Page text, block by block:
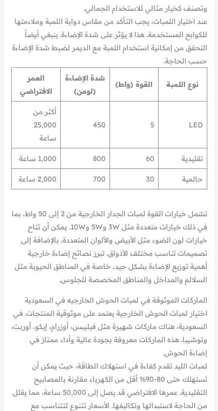
وتصنف كخيار مثالي للاستخدام الجمالي.
عند اختيار اللمبات، يجب التأكد من مقاس دواية اللمبة وملاءمتها
للكوابح المستخدمة. هذا لا يؤثر على شدة الإضاءة. ينبغي أيضاً
التحقق من إمكانية استخدام اللمبة مع الديمر لضبط شدة الإضاءة
حسب الحاجة.
نوع اللمبة القوة (واط)
شدة الإضاءة
(لومن)
العمر
الافتراضي
LED
5
450
أكثر من
25,000
ساعة
تقليدية 60
800 1,000 ساعة
حالمية 30
700 2,000 ساعة
تشمل خيارات القوة لمبات الجدار الخارجية من 2 إلى 50 واط، بما
في ذلك خيارات متعددة مثل 3W و5W و10W. يمكن أن تتاح
خيارات لون الضوء مثل الأبيض والألوان المتعددة، بالإضافة إلى
تصميمات تناسب مختلف الأذواق. تبرز نصائح إضاءة خارجية
أهمية توزيع الإضاءة بشكل جيد، خاصة في المناطق الحيوية مثل
السلالم والمداخل والمناطق المخصصة للجلوس.
الماركات الموثوقة في لمبات الحوش الخارجيه في السعودية
اختيار لمبات الحوش الخارجية يعتمد على موثوقية المنتجات. في
السعودية، هناك ماركات شهيرة مثل فيليبس، أوزرام، إيكو، أوربت،
وتوشيبا. هذه الماركات معروفة بجودة عالية وأداء ممتاز في
إضاءة الحوش.
لمبات الليد تقدم كفاءة في استهلاك الطاقة، حيث يمكن أن
تستهلك حتى 80-90% أقل من الكهرباء مقارنة بالمصابيح
التقليدية. عمرها الافتراضي قد يصل إلى 50,000 ساعة، مما يقلل
من الحاجة لاستبدالها وتكاليفها. الأسعار تتنوع لتتناسب مع